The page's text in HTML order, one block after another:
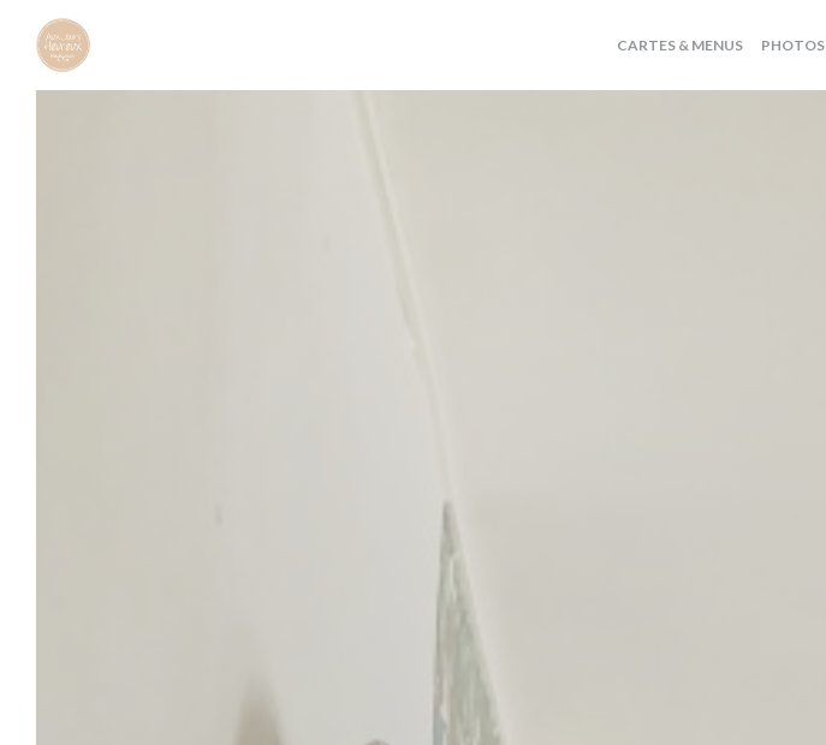
Personnalisation de vos choix en matière de cookies
CARTES & MENUS PHOTOS